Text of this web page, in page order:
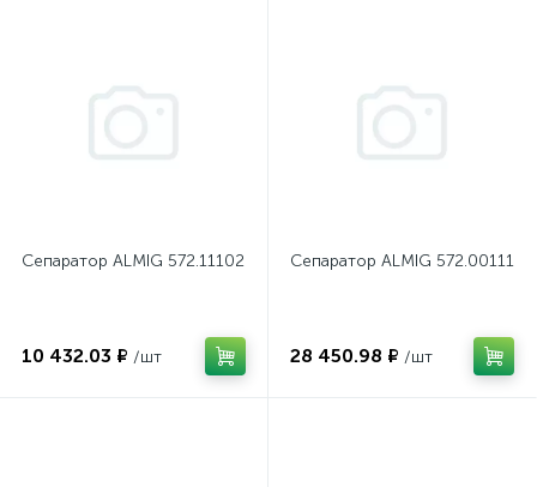
Сепаратор ALMIG 572.11102
10 432.03 ₽ /шт
Сепаратор ALMIG 572.00111
28 450.98 ₽ /шт